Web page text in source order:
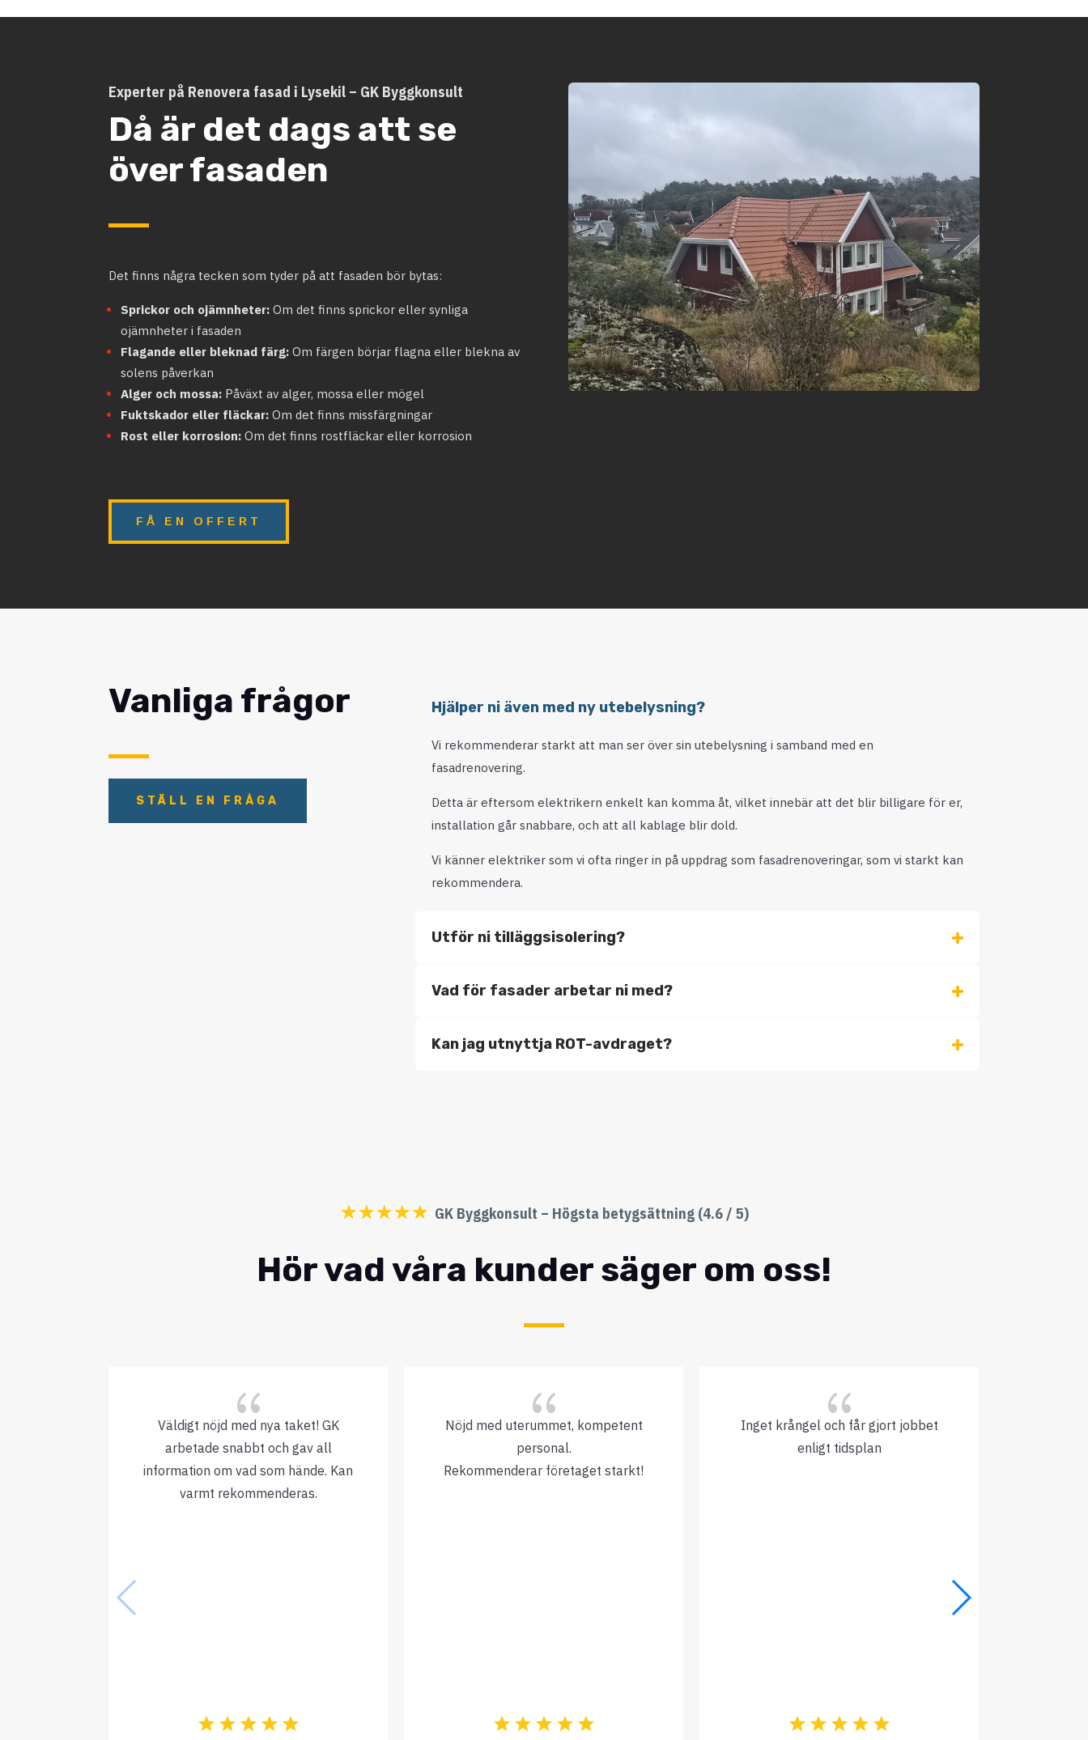
Experter på Renovera fasad i Lysekil – GK Byggkonsult
Då är det dags att se
över fasaden
Det finns några tecken som tyder på att fasaden bör bytas:
Sprickor och ojämnheter: Om det finns sprickor eller synliga
ojämnheter i fasaden
Flagande eller bleknad färg: Om färgen börjar flagna eller blekna av
solens påverkan
Alger och mossa: Påväxt av alger, mossa eller mögel
Fuktskador eller fläckar: Om det finns missfärgningar
Rost eller korrosion: Om det finns rostfläckar eller korrosion
FÅ EN OFFERT
Vanliga frågor
STÄLL EN FRÅGA
Hjälper ni även med ny utebelysning?
Vi rekommenderar starkt att man ser över sin utebelysning i samband med en
fasadrenovering.
Detta är eftersom elektrikern enkelt kan komma åt, vilket innebär att det blir billigare för er,
installation går snabbare, och att all kablage blir dold.
Vi känner elektriker som vi ofta ringer in på uppdrag som fasadrenoveringar, som vi starkt kan
rekommendera.
Utför ni tilläggsisolering?
Vad för fasader arbetar ni med?
Kan jag utnyttja ROT-avdraget?
☆☆☆☆☆ GK Byggkonsult – Högsta betygsättning (4.6 / 5)
Hör vad våra kunder säger om oss!
{
Väldigt nöjd med nya taket! GK
arbetade snabbt och gav all
information om vad som hände. Kan
varmt rekommenderas.
{
Nöjd med uterummet, kompetent
personal.
Rekommenderar företaget starkt!
{
Inget krångel och får gjort jobbet
enligt tidsplan